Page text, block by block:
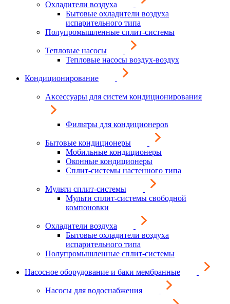
Охладители воздуха
Бытовые охладители воздуха
испарительного типа
Полупромышленные сплит-системы
Тепловые насосы
Тепловые насосы воздух-воздух
Кондиционирование
Аксессуары для систем кондиционирования
Фильтры для кондиционеров
Бытовые кондиционеры
Мобильные кондиционеры
Оконные кондиционеры
Сплит-системы настенного типа
Мульти сплит-системы
Мульти сплит-системы свободной
компоновки
Охладители воздуха
Бытовые охладители воздуха
испарительного типа
Полупромышленные сплит-системы
Насосное оборудование и баки мембранные
Насосы для водоснабжения